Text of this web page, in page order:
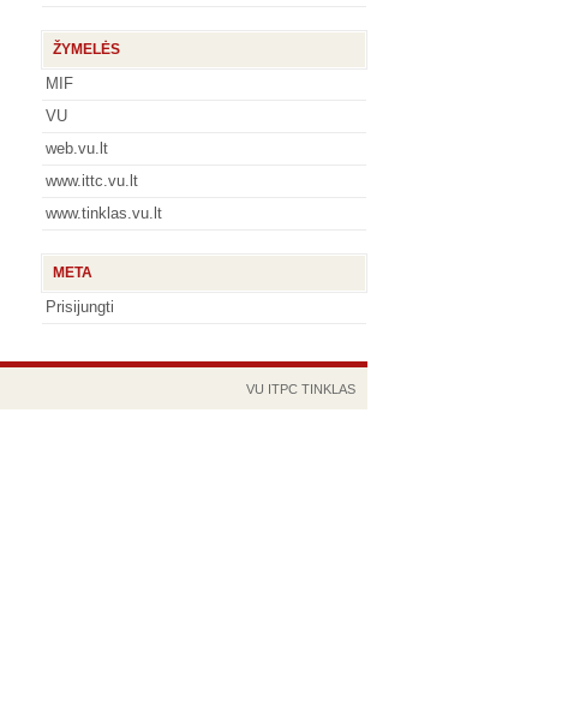
ŽYMELĖS
MIF
VU
web.vu.lt
www.ittc.vu.lt
www.tinklas.vu.lt
META
Prisijungti
VU ITPC TINKLAS